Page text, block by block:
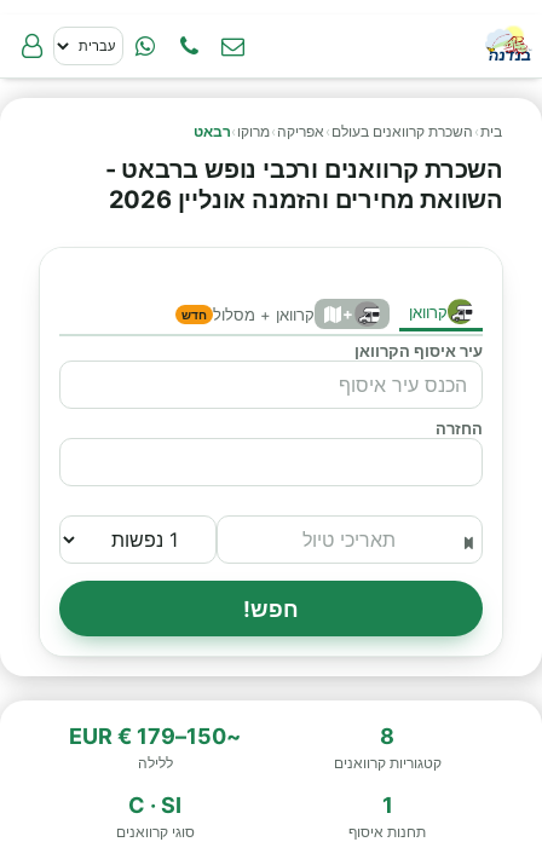
בית› השכרת קרוואנים בעולם › אפריקה ›מרוקו ›רבאט
השכרת קרוואנים ורכבי נופש ברבאט -
השוואת מחירים והזמנה אונליין 2026
קרוואן + קרוואן + מסלול חדש
עיר איסוף הקרוואן
החזרה
חפש!
8
קטגוריות קרוואנים
~150–179 € EUR
ללילה
1
תחנות איסוף
C · SI
סוגי קרוואנים